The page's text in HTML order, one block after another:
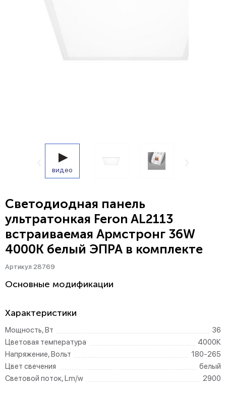
видео
Светодиодная панель
ультратонкая Feron AL2113
встраиваемая Армстронг 36W
4000K белый ЭПРА в комплекте
Артикул 28769
Основные модификации
Характеристики
Мощность, Вт
36
Цветовая температура
4000К
Напряжение, Вольт
180-265
Цвет свечения
белый
Световой поток, Lm/w
2900